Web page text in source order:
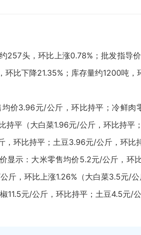
257头，环比上涨0.78%；批发指
比下降21.35%；库存量约1200吨
价3.96元/公斤，环比持平；冷鲜
平（大白菜1.96元/公斤，环比持
环比持平；土豆3.96元/公斤，环比
显示：大米零售均价5.2元/公斤，
斤，环比上涨1.26%（大白菜3.5元/
元/公斤，环比持平；土豆4.5元/